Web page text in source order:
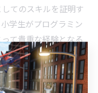
てのスキルを証明す
学生がプログラミン
て貴重な経験となる